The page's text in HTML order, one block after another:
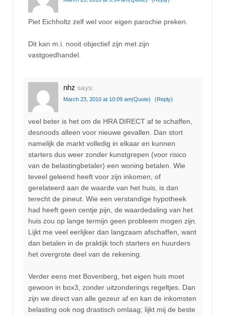
Piet Eichholtz zelf wel voor eigen parochie preken.
Dit kan m.i. nooit objectief zijn met zijn
vastgoedhandel.
nhz says:
March 23, 2010 at 10:09 am(Quote) (Reply)
veel beter is het om de HRA DIRECT af te schaffen,
desnoods alleen voor nieuwe gevallen. Dan stort
namelijk de markt volledig in elkaar en kunnen
starters dus weer zonder kunstgrepen (voor risico
van de belastingbetaler) een woning betalen. Wie
teveel geleend heeft voor zijn inkomen, of
gerelateerd aan de waarde van het huis, is dan
terecht de pineut. Wie een verstandige hypotheek
had heeft geen centje pijn, de waardedaling van het
huis zou op lange termijn geen probleem mogen zijn.
Lijkt me veel eerlijker dan langzaam afschaffen, want
dan betalen in de praktijk toch starters en huurders
het overgrote deel van de rekening.
Verder eens met Bovenberg, het eigen huis moet
gewoon in box3, zonder uitzonderings regeltjes. Dan
zijn we direct van alle gezeur af en kan de inkomsten
belasting ook nog drastisch omlaag; lijkt mij de beste